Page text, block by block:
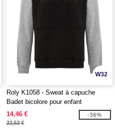
W32
Roly K1058 - Sweat à capuche
Badet bicolore pour enfant
14,46 €
22,52 €
-36%